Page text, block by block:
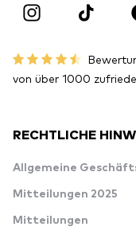
von über 1000
RECHTLICHE
Allgemeine
Mitteilungen 2025
Mitteilungen